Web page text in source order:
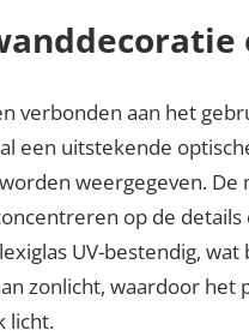
verbonden aan het
een uitstekende
weergegeven.
op de
UV-bestendig,
zonlicht, waardoor
licht.